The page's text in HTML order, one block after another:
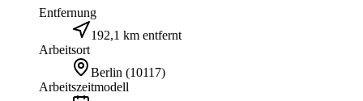
Entfernung
192,1 km entfernt
Arbeitsort
Berlin (10117)
Arbeitszeitmodell